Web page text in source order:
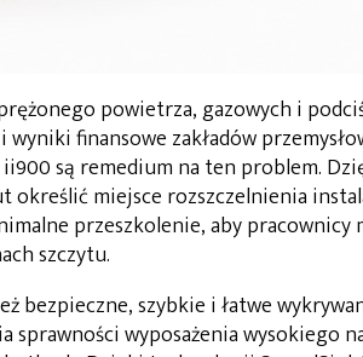
powietrza, gazowych i
finansowe zakładów
są remedium na ten problem.
określić miejsce rozszczelnienia
przeszkolenie, aby
szczytu.
bezpieczne, szybkie i łatwe
sprawności wyposażenia wysokiego